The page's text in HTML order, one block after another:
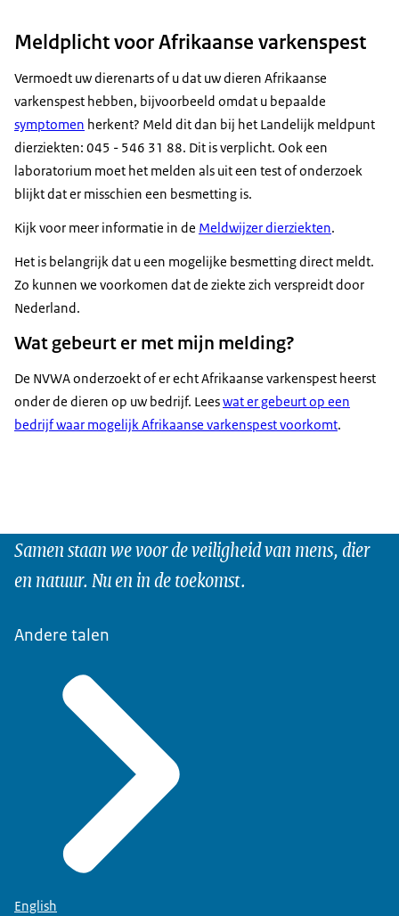
Meldplicht voor Afrikaanse varkenspest
Vermoedt uw dierenarts of u dat uw dieren Afrikaanse
varkenspest hebben, bijvoorbeeld omdat u bepaalde
symptomen herkent? Meld dit dan bij het Landelijk meldpunt
dierziekten: 045 - 546 31 88. Dit is verplicht. Ook een
laboratorium moet het melden als uit een test of onderzoek
blijkt dat er misschien een besmetting is.
Kijk voor meer informatie in de Meldwijzer dierziekten.
Het is belangrijk dat u een mogelijke besmetting direct meldt.
Zo kunnen we voorkomen dat de ziekte zich verspreidt door
Nederland.
Wat gebeurt er met mijn melding?
De NVWA onderzoekt of er echt Afrikaanse varkenspest heerst
onder de dieren op uw bedrijf. Leeswat er gebeurt op een
bedrijf waar mogelijk Afrikaanse varkenspest voorkomt.
Samen staan we voor de veiligheid van mens, dier
en natuur. Nu en in de toekomst.
Andere talen
English